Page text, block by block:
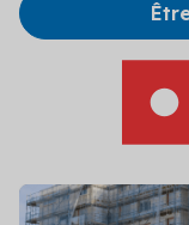
Plateforme
Solutions de
Avant projet
Préparez et
grâce à des
Veille
Bibliothèque